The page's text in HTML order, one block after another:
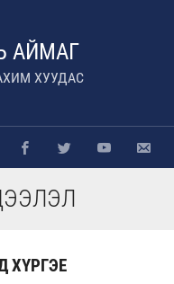
АЙМАГ
ХУУДАС
ХҮРГЭЕ